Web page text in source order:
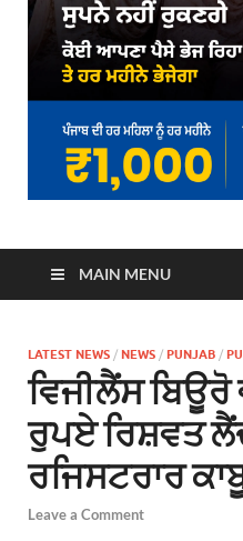
MAIN MENU
LATEST NEWS / NEWS / PUNJAB /
ਵਿਜੀਲੈਂਸ
ਰੁਪਏ ਰਿਸ਼ਵਤ
ਰਜਿਸਟਰਾਰ
Leave a Comment